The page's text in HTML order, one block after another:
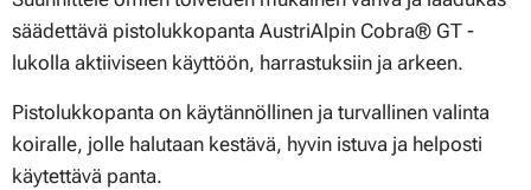
säädettävä pistolukkopanta AustriAlpin Cobra® GT -
lukolla aktiiviseen käyttöön, harrastuksiin ja arkeen.
Pistolukkopanta on käytännöllinen ja turvallinen valinta
koiralle, jolle halutaan kestävä, hyvin istuva ja helposti
käytettävä panta.